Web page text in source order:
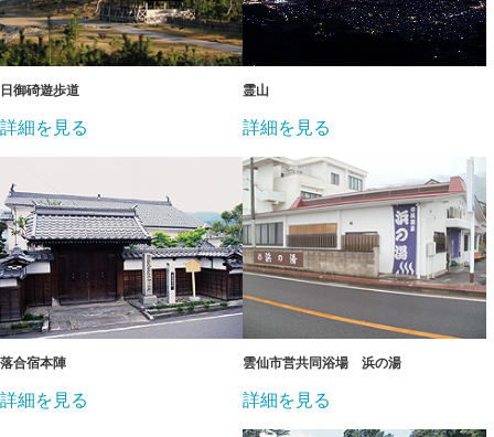
日御碕遊歩道
詳細を見る
霊山
詳細を見る
落合宿本陣
詳細を見る
雲仙市営共同浴場 浜の湯
詳細を見る